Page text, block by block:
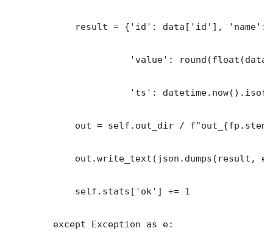
result = {'id': data['id'], 'name':
'value':
'ts':
out = self.out_dir /
out.write_text(json.dumps(result,
            self.stats['ok'] += 1
        except Exception as e: